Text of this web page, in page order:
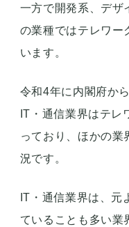
一方で開発系、デザ
の業種ではテレワー
います。
令和4年に内閣府か
IT・通信業界はテレ
っており、ほかの業
況です。
IT・通信業界は、元
ていることも多い業